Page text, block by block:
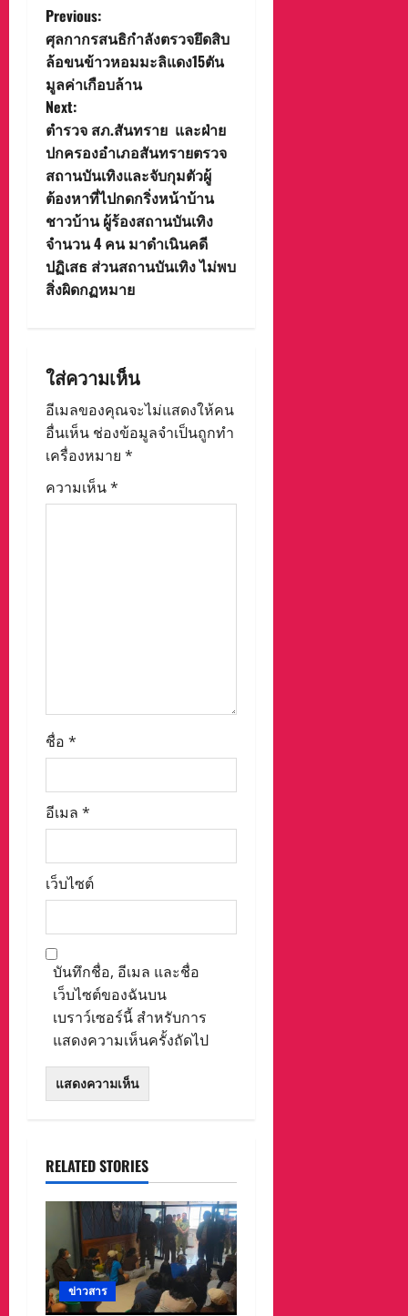
P
o
s
t
n
a
v
i
a
t
i
o
Previous:
ศุลกากรสนธิกำลังตรวจยึดสิบ
ล้อขนข้าวหอมมะลิแดง15ตัน
มูลค่าเกือบล้าน
Next:
ตำรวจ สภ.สันทราย และฝ่าย
ปกครองอำเภอสันทรายตรวจ
สถานบันเทิงและจับกุมตัวผู้
ต้องหาที่ไปกดกริ่งหน้าบ้าน
ชาวบ้าน ผู้ร้องสถานบันเทิง
จำนวน 4 คน มาดำเนินคดี
ปฏิเสธ ส่วนสถานบันเทิง ไม่พบ
สิ่งผิดกฏหมาย
ใส่ความเห็น
อีเมลของคุณจะไม่แสดงให้คน
อื่นเห็น ช่องข้อมูลจำเป็นถูกทำ
เครื่องหมาย *
ความเห็น*
ชื่อ *
อีเมล *
เว็บไซต์
บันทึกชื่อ, อีเมล และชื่อ
เว็บไซต์ของฉันบน
เบราว์เซอร์นี้ สำหรับการ
แสดงความเห็นครั้งถัดไป
RELATED STORIES
ข่าวสาร